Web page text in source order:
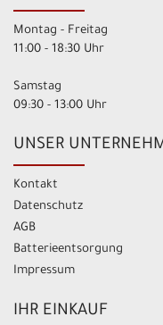
Montag - Freitag
11:00 - 18:30 Uhr
Samstag
09:30 - 13:00 Uhr
UNSER
Kontakt
Datenschutz
AGB
Batterieentsorgung
Impressum
IHR EINKAUF